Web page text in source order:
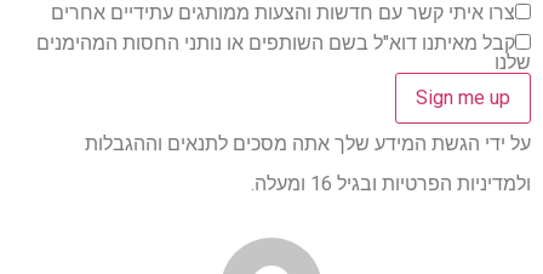
צרו איתי קשר עם חדשות והצעות ממותגים עתידיים אחרים
קבל מאיתנו דוא"ל בשם השותפים או נותני החסות המהימנים
שלנו
על ידי הגשת המידע שלך אתה מסכים לתנאים וההגבלות
ולמדיניות הפרטיות ובגיל 16 ומעלה.